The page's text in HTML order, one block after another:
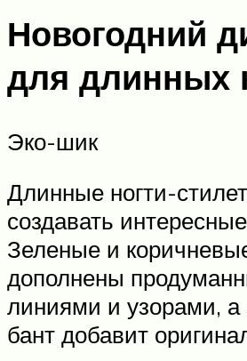
Новогодний
для длинных
Эко-шик
Длинные ногти-
создавать
Зеленые и
дополнены
линиями и узорами,
бант добавит